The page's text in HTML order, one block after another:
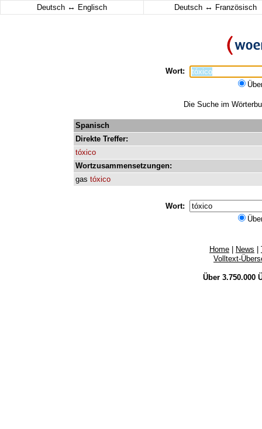
Deutsch ↔ Englisch Deutsch ↔ Französisch
Wort:
Die Suche im
Spanisch
Direkte Treffer:
tóxico
Wortzusammensetzungen:
gas tóxico
Wort:
Home News
Volltext-
Über 3.750.000